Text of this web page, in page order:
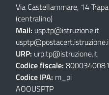
Via Castellammare, 14
(centralino)
Mail: usp.tp@istruzione.it
URP: urp.tp@istruzione.it
Codice fiscale:
Codice IPA:
AOOUSPTP